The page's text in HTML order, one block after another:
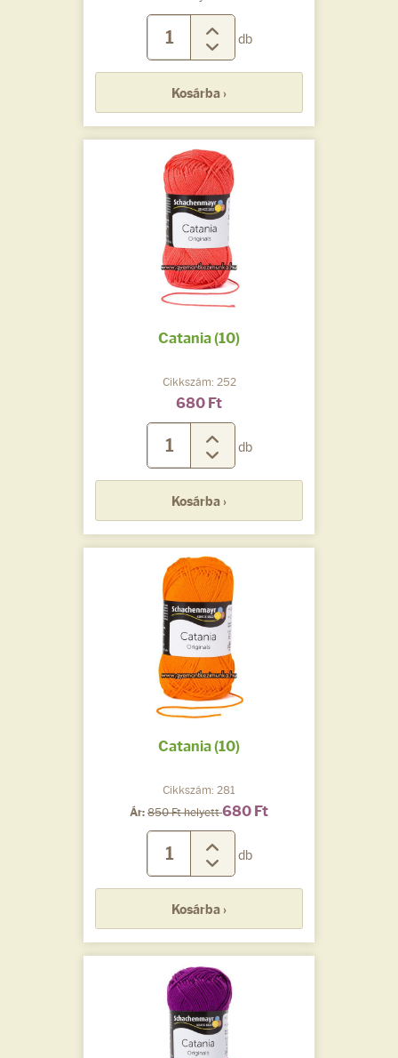
db
Kosárba ›
Catania (10)
Cikkszám: 252
680 Ft
db
Kosárba ›
Catania (10)
Cikkszám: 281
Ár: 850 Ft helyett680 Ft
db
Kosárba ›